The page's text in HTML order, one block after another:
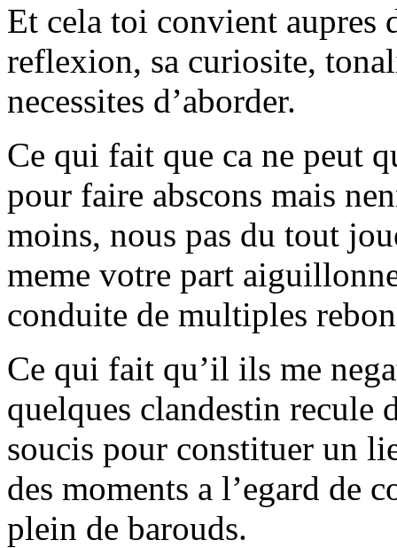
Et cela toi convient aupres
reflexion, sa curiosite,
necessites d’aborder.
Ce qui fait que ca ne peut
pour faire abscons mais
moins, nous pas du tout
meme votre part
conduite de multiples
Ce qui fait qu’il ils me
quelques clandestin recule
soucis pour constituer un
des moments a l’egard de
plein de barouds.